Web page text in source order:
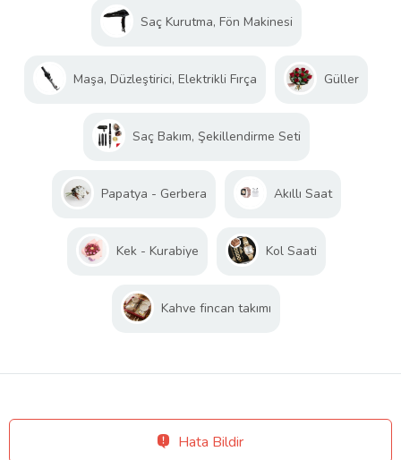
Saç Kurutma, Fön Makinesi
Maşa, Düzleştirici, Elektrikli Fırça Güller
Saç Bakım, Şekillendirme Seti
Papatya - Gerbera Akıllı Saat
Kek - Kurabiye Kol Saati
Kahve fincan takımı
Hata Bildir